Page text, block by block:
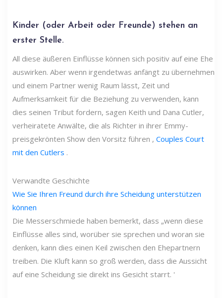
Kinder (oder Arbeit oder Freunde) stehen an
erster Stelle.
All diese äußeren Einflüsse können sich positiv auf eine Ehe
auswirken. Aber wenn irgendetwas anfängt zu übernehmen
und einem Partner wenig Raum lässt, Zeit und
Aufmerksamkeit für die Beziehung zu verwenden, kann
dies seinen Tribut fordern, sagen Keith und Dana Cutler,
verheiratete Anwälte, die als Richter in ihrer Emmy-
preisgekrönten Show den Vorsitz führen , Couples Court
mit den Cutlers .
Verwandte Geschichte
Wie Sie Ihren Freund durch ihre Scheidung unterstützen
können
Die Messerschmiede haben bemerkt, dass „wenn diese
Einflüsse alles sind, worüber sie sprechen und woran sie
denken, kann dies einen Keil zwischen den Ehepartnern
treiben. Die Kluft kann so groß werden, dass die Aussicht
auf eine Scheidung sie direkt ins Gesicht starrt. '